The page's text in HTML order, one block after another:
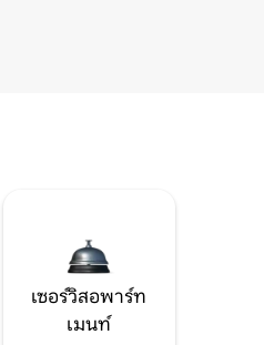
เซอร์วิสอพาร์ท
เมนท์